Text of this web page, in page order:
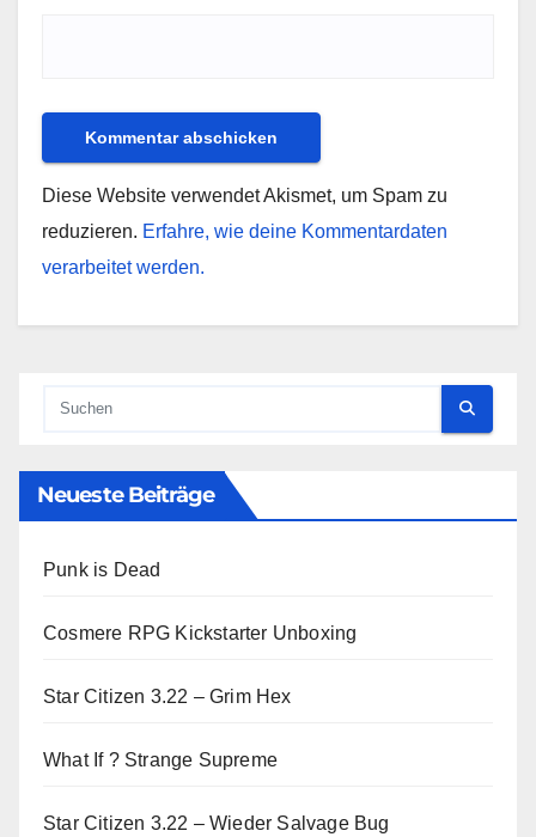
Diese Website verwendet Akismet, um Spam zu
reduzieren. Erfahre, wie deine Kommentardaten
verarbeitet werden.
Neueste Beiträge
Punk is Dead
Cosmere RPG Kickstarter Unboxing
Star Citizen 3.22 – Grim Hex
What If ? Strange Supreme
Star Citizen 3.22 – Wieder Salvage Bug